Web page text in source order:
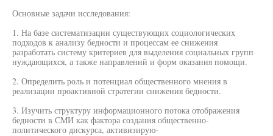
Основные задачи исследования:
1. На базе систематизации существующих социологических
подходов к анализу бедности и процессам ее снижения
разработать систему критериев для выделения социальных групп
нуждающихся, а также направлений и форм оказания помощи.
2. Определить роль и потенциал общественного мнения в
реализации проактивной стратегии снижения бедности.
3. Изучить структуру информационного потока отображения
бедности в СМИ как фактора создания общественно-
политического дискурса, активизирую-